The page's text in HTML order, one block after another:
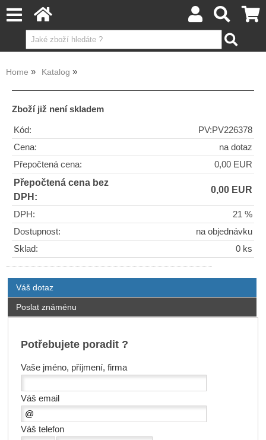
Home Katalog
Zboží již není skladem
Kód:
PV:PV226378
Cena:
na dotaz
Přepočtená cena:
0,00 EUR
Přepočtená cena bez
DPH:
0,00 EUR
DPH:
21 %
Dostupnost:
na objednávku
Sklad:
0 ks
Váš dotaz
Poslat známénu
Potřebujete poradit ?
Vaše jméno, příjmení, firma
Váš email
Váš telefon